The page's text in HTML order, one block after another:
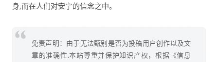
身,而在人们对安宁的信念之中。
免责声明：由于无法甄别是否为投稿用户创作以及文
章的准确性,本站尊重并保护知识产权，根据《信息